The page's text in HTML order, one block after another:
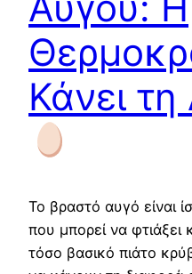
Κάνει
Το βραστό αυγό είναι
που μπορεί να φτιάξει
τόσο βασικό πιάτο